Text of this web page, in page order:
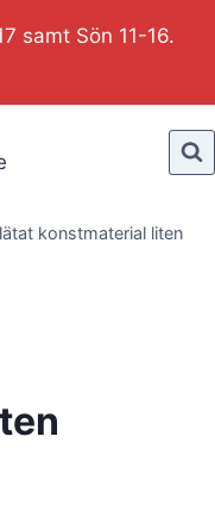
samt Sön 11-16.
konstmaterial liten